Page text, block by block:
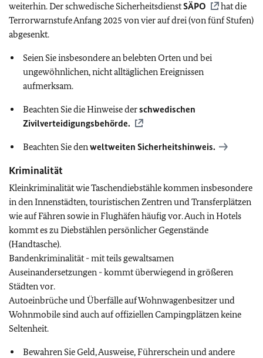
weiterhin. Der schwedische SicherheitsdienstSÄPO
hat die
Terrorwarnstufe Anfang 2025 von vier auf drei (von fünf Stufen)
abgesenkt.
Seien Sie insbesondere an belebten Orten und bei
ungewöhnlichen, nicht alltäglichen Ereignissen
aufmerksam.
Beachten Sie die Hinweise derschwedischen
Zivilverteidigungsbehörde.
Beachten Sie denweltweiten Sicherheitshinweis.
Kriminalität
Kleinkriminalität wie Taschendiebstähle kommen insbesondere
in den Innenstädten, touristischen Zentren und Transferplätzen
wie auf Fähren sowie in Flughäfen häufig vor. Auch in Hotels
kommt es zu Diebstählen persönlicher Gegenstände
(Handtasche).
Bandenkriminalität - mit teils gewaltsamen
Auseinandersetzungen - kommt überwiegend in größeren
Städten vor.
Autoeinbrüche und Überfälle auf Wohnwagenbesitzer und
Wohnmobile sind auch auf offiziellen Campingplätzen keine
Seltenheit.
Bewahren Sie Geld, Ausweise, Führerschein und andere